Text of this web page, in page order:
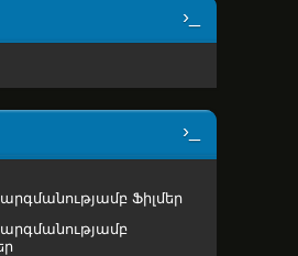
Ֆիլմեր